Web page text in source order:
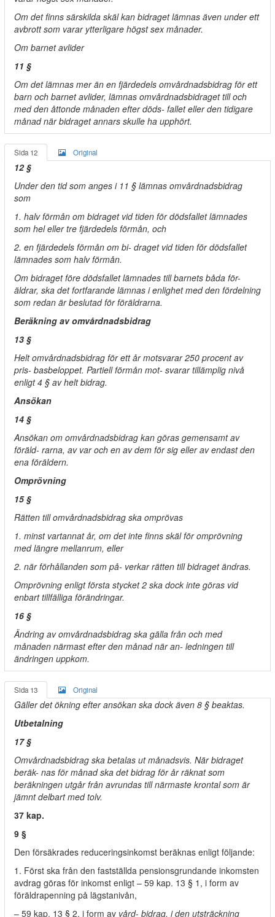
Om det finns särskilda skäl kan bidraget lämnas även under ett
avbrott som varar ytterligare högst sex månader.
Om barnet avlider
11 §
Om det lämnas mer än en fjärdedels omvårdnadsbidrag för ett
barn och barnet avlider, lämnas omvårdnadsbidraget till och
med den åttonde månaden efter döds- fallet eller den tidigare
månad när bidraget annars skulle ha upphört.
Sida 12 Original
12 §
Under den tid som anges i 11 § lämnas omvårdnadsbidrag
som
1. halv förmån om bidraget vid tiden för dödsfallet lämnades
som hel eller tre fjärdedels förmån, och
2. en fjärdedels förmån om bi- draget vid tiden för dödsfallet
lämnades som halv förmån.
Om bidraget före dödsfallet lämnades till barnets båda för-
äldrar, ska det fortfarande lämnas i enlighet med den fördelning
som redan är beslutad för föräldrarna.
Beräkning av omvårdnadsbidrag
13 §
Helt omvårdnadsbidrag för ett år motsvarar 250 procent av
pris- basbeloppet. Partiell förmån mot- svarar tillämplig nivå
enligt 4 § av helt bidrag.
Ansökan
14 §
Ansökan om omvårdnadsbidrag kan göras gemensamt av
föräld- rarna, av var och en av dem för sig eller av endast den
ena föräldern.
Omprövning
15 §
Rätten till omvårdnadsbidrag ska omprövas
1. minst vartannat år, om det inte finns skäl för omprövning
med längre mellanrum, eller
2. när förhållanden som på- verkar rätten till bidraget ändras.
Omprövning enligt första stycket 2 ska dock inte göras vid
enbart tillfälliga förändringar.
16 §
Ändring av omvårdnadsbidrag ska gälla från och med
månaden närmast efter den månad när an- ledningen till
ändringen uppkom.
Sida 13 Original
Gäller det ökning efter ansökan ska dock även 8 § beaktas.
Utbetalning
17 §
Omvårdnadsbidrag ska betalas ut månadsvis. När bidraget
beräk- nas för månad ska det bidrag för år räknat som
beräkningen utgår från avrundas till närmaste krontal som är
jämnt delbart med tolv.
37 kap.
9 §
Den försäkrades reduceringsinkomst beräknas enligt följande:
1. Först ska från den fastställda pensionsgrundande inkomsten
avdrag göras för inkomst enligt – 59 kap. 13 § 1, i form av
föräldrapenning på lägstanivån,
– 59 kap. 13 § 2, i form av vård- bidrag, i den utsträckning